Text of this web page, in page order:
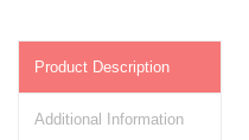
Product Description
Additional Information